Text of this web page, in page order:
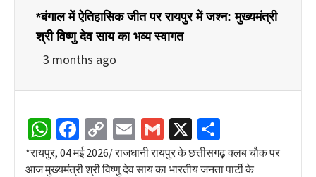
*बंगाल में ऐतिहासिक जीत पर रायपुर में जश्न: मुख्यमंत्री
श्री विष्णु देव साय का भव्य स्वागत
3 months ago
WhatsApp
Facebook
Copy
Link
EmailGmail
X
*रायपुर, 04 मई 2026/ राजधानी रायपुर के छत्तीसगढ़ क्लब चौक पर
आज मुख्यमंत्री श्री विष्णु देव साय का भारतीय जनता पार्टी के